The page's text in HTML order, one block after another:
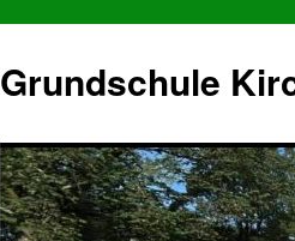
Grundschule